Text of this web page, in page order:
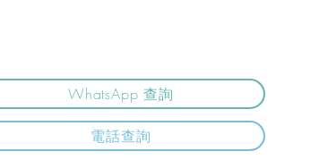
WhatsApp 查詢
電話查詢